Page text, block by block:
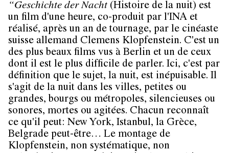
“Geschichte der Nacht (Histoire de la nuit) est
un film d'une heure, co-produit par l'INA et
réalisé, après un an de tournage, par le cinéaste
suisse allemand Clemens Klopfenstein. C'est un
des plus beaux films vus à Berlin et un de ceux
dont il est le plus difficile de parler. Ici, c'est par
définition que le sujet, la nuit, est inépuisable. Il
s'agit de la nuit dans les villes, petites ou
grandes, bourgs ou métropoles, silencieuses ou
sonores, mortes ou agitées. Chacun reconnaît
ce qu'il peut: New York, Istanbul, la Grèce,
Belgrade peut-être… Le montage de
Klopfenstein, non systématique, non